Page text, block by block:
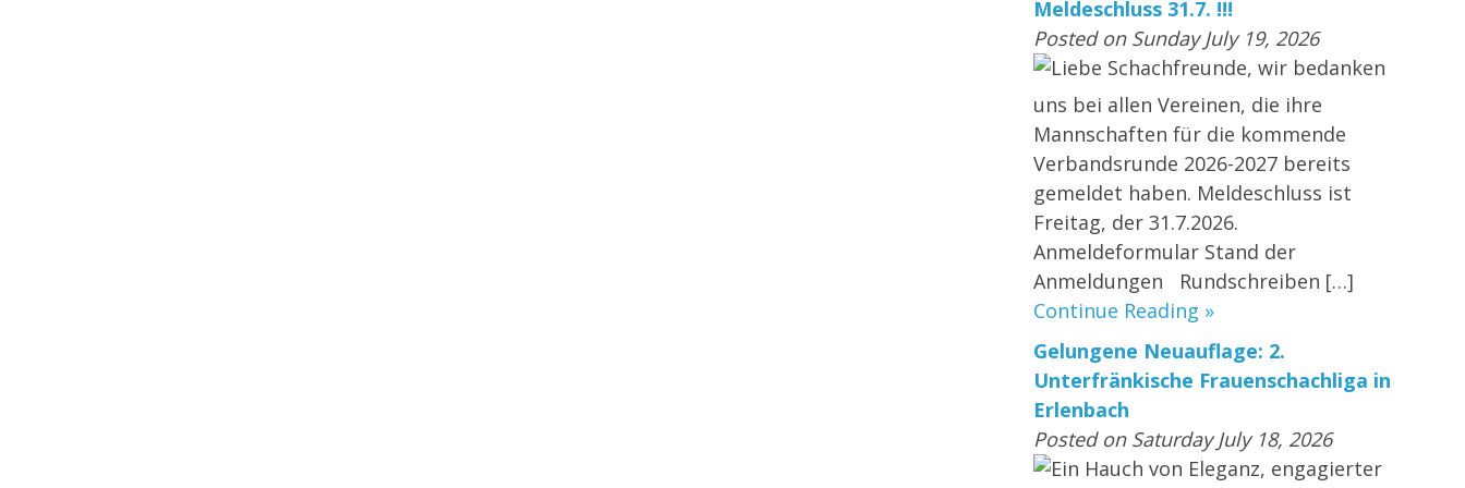
Meldeschluss 31.7. !!!
Posted on Sunday July 19, 2026
Liebe Schachfreunde, wir bedanken
uns bei allen Vereinen, die ihre
Mannschaften für die kommende
Verbandsrunde 2026-2027 bereits
gemeldet haben. Meldeschluss ist
Freitag, der 31.7.2026.
Anmeldeformular Stand der
Anmeldungen Rundschreiben […]
Continue Reading »
Gelungene Neuauflage: 2.
Unterfränkische Frauenschachliga in
Erlenbach
Posted on Saturday July 18, 2026
Ein Hauch von Eleganz, engagierter